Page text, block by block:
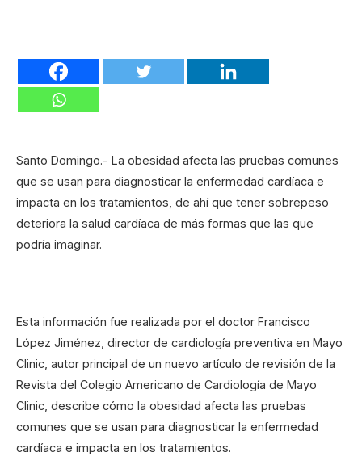
Santo Domingo.- La obesidad afecta las pruebas comunes
que se usan para diagnosticar la enfermedad cardíaca e
impacta en los tratamientos, de ahí que tener sobrepeso
deteriora la salud cardíaca de más formas que las que
podría imaginar.
Esta información fue realizada por el doctor Francisco
López Jiménez, director de cardiología preventiva en Mayo
Clinic, autor principal de un nuevo artículo de revisión de la
Revista del Colegio Americano de Cardiología de Mayo
Clinic, describe cómo la obesidad afecta las pruebas
comunes que se usan para diagnosticar la enfermedad
cardíaca e impacta en los tratamientos.